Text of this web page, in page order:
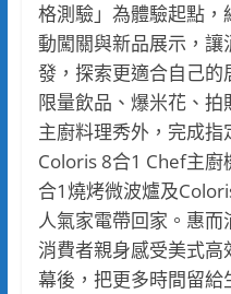
格測驗」為體驗起點
動闖關與新品展示，
發，探索更適合自己
限量飲品、爆米花、
主廚料理秀外，完成
Coloris 8合1 Chef主
合1燒烤微波爐及
人氣家電帶回家。惠
消費者親身感受美式
幕後，把更多時間留